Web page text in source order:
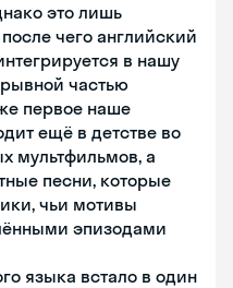
это лишь
чего английский
в нашу
частью
первое наше
ещё в детстве во
мультфильмов, а
песни, которые
чьи мотивы
эпизодами
языка встало в один